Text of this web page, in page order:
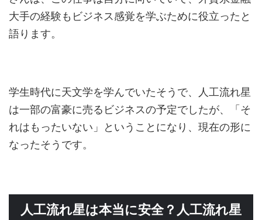
大手の経験もビジネス感覚を学ぶために役立ったと
語ります。
学生時代に天文学を学んでいたそうで、人工流れ星
は一部の富豪に売るビジネスの予定でしたが、「そ
れはもったいない」ということになり、現在の形に
なったそうです。
人工流れ星は本当に安全？人工流れ星